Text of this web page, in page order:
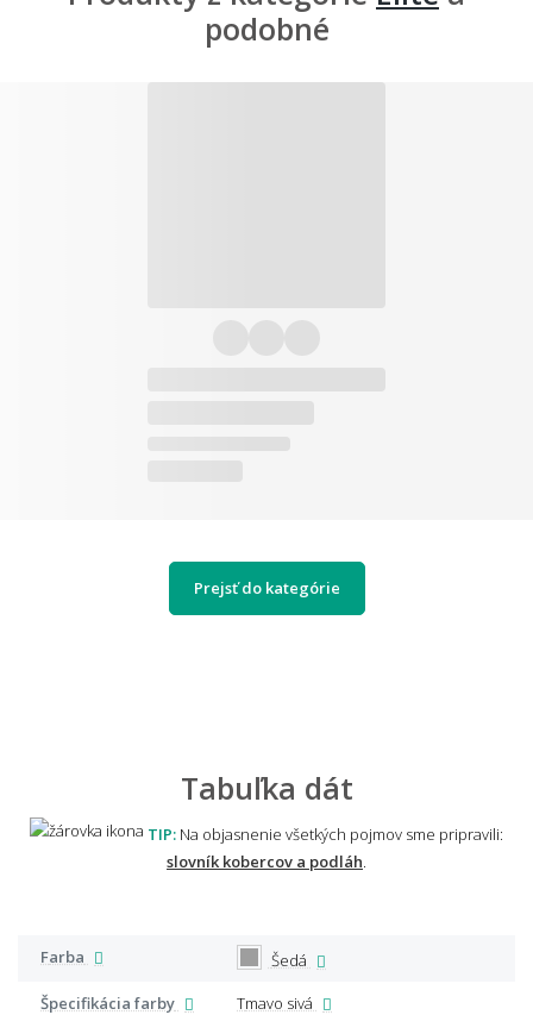
podobné
Prejsť do kategórie
Tabuľka dát
TIP: Na objasnenie všetkých pojmov sme pripravili:
slovník kobercov a podláh
Farba
Šedá
Špecifikácia farby
Tmavo sivá